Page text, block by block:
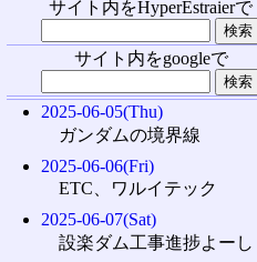
サイト内をHyperEstraierで
サイト内をgoogleで
2025-06-05(Thu)
ガンダムの境界線
2025-06-06(Fri)
ETC、ワルイテック
2025-06-07(Sat)
設楽ダム工事進捗よーし